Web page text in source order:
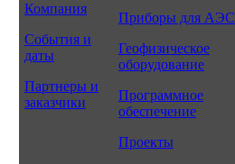
Компания
События и
даты
Партнеры и
заказчики
Приборы для АЭС
Геофизическое
оборудование
Программное
обеспечение
Проекты